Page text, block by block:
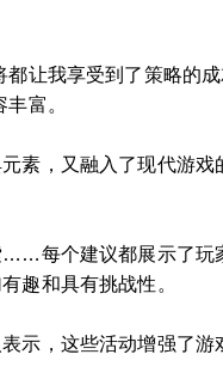
让我享受到了策略的
富。
素，又融入了现代游戏
每个建议都展示了玩
趣和具有挑战性。
示，这些活动增强了